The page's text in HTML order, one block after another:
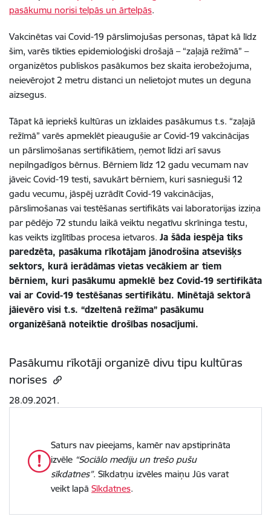
pasākumu norisi telpās un ārtelpās.
Vakcinētas vai Covid-19 pārslimojušas personas, tāpat kā līdz
šim, varēs tikties epidemioloģiski drošajā – “zaļajā režīmā” –
organizētos publiskos pasākumos bez skaita ierobežojuma,
neievērojot 2 metru distanci un nelietojotmutes un deguna
aizsegus.
Tāpat kā iepriekš kultūras un izklaides pasākumus t.s. “zaļajā
režīmā” varēs apmeklēt pieaugušie ar Covid-19 vakcinācijas
un pārslimošanas sertifikātiem, ņemot līdzi arī savus
nepilngadīgos bērnus. Bērniem līdz 12 gadu vecumam nav
jāveic Covid-19 testi, savukārt bērniem, kuri sasnieguši 12
gadu vecumu, jāspēj uzrādīt Covid-19 vakcinācijas,
pārslimošanas vai testēšanas sertifikāts vai laboratorijas izziņa
par pēdējo 72 stundu laikā veiktu negatīvu skrīninga testu,
kas veikts izglītības procesa ietvaros. Ja šāda iespēja tiks
paredzēta, pasākuma rīkotājam jānodrošina atsevišķs
sektors, kurā ierādāmas vietas vecākiem ar tiem
bērniem, kuri pasākumu apmeklē bez Covid-19 sertifikāta
vai ar Covid-19 testēšanas sertifikātu. Minētajā sektorā
jāievēro visi t.s. “dzeltenā režīma” pasākumu
organizēšanā noteiktie drošības nosacījumi.
Pasākumu rīkotāji organizē divu tipu kultūras
norises
28.09.2021.
Saturs nav pieejams, kamēr nav apstiprināta
izvēle “Sociālo mediju un trešo pušu
sīkdatnes”. Sīkdatņu izvēles maiņu Jūs varat
veikt lapā Sīkdatnes.